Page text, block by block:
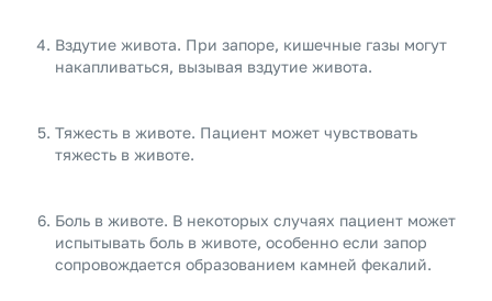
Вздутие живота. При запоре, кишечные газы могут
накапливаться, вызывая вздутие живота.
Тяжесть в животе. Пациент может чувствовать
тяжесть в животе.
Боль в животе. В некоторых случаях пациент может
испытывать боль в животе, особенно если запор
сопровождается образованием камней фекалий.